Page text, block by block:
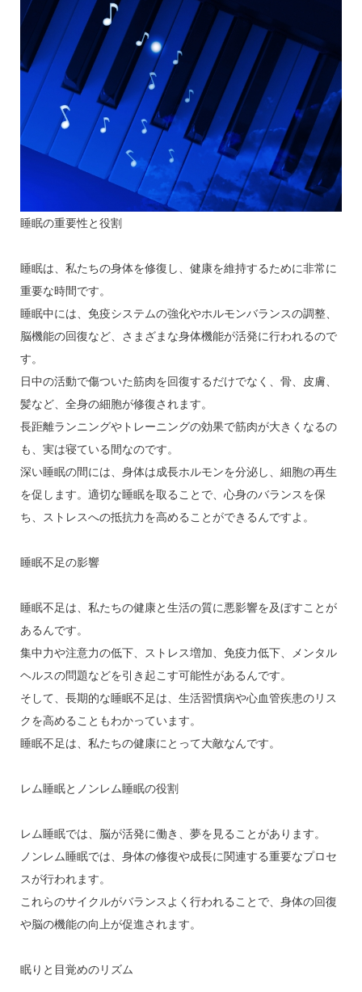
睡眠の重要性と役割
睡眠は、私たちの身体を修復し、健康を維持するために非常に
重要な時間です。
睡眠中には、免疫システムの強化やホルモンバランスの調整、
脳機能の回復など、さまざまな身体機能が活発に行われるので
す。
日中の活動で傷ついた筋肉を回復するだけでなく、骨、皮膚、
髪など、全身の細胞が修復されます。
長距離ランニングやトレーニングの効果で筋肉が大きくなるの
も、実は寝ている間なのです。
深い睡眠の間には、身体は成長ホルモンを分泌し、細胞の再生
を促します。適切な睡眠を取ることで、心身のバランスを保
ち、ストレスへの抵抗力を高めることができるんですよ。
睡眠不足の影響
睡眠不足は、私たちの健康と生活の質に悪影響を及ぼすことが
あるんです。
集中力や注意力の低下、ストレス増加、免疫力低下、メンタル
ヘルスの問題などを引き起こす可能性があるんです。
そして、長期的な睡眠不足は、生活習慣病や心血管疾患のリス
クを高めることもわかっています。
睡眠不足は、私たちの健康にとって大敵なんです。
レム睡眠とノンレム睡眠の役割
レム睡眠では、脳が活発に働き、夢を見ることがあります。
ノンレム睡眠では、身体の修復や成長に関連する重要なプロセ
スが行われます。
これらのサイクルがバランスよく行われることで、身体の回復
や脳の機能の向上が促進されます。
眠りと目覚めのリズム